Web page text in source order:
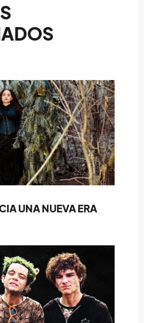
UNA NUEVA ERA